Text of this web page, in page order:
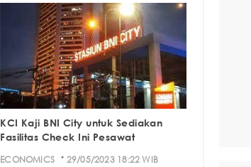
KCI Kaji BNI City untuk Sediakan
Fasilitas Check Ini Pesawat
ECONOMICS · 29/05/2023 18:22 WIB